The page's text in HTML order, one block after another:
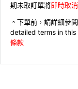
期未取訂單將即時取消
。下單前，請詳細參閱
detailed terms in this
條款